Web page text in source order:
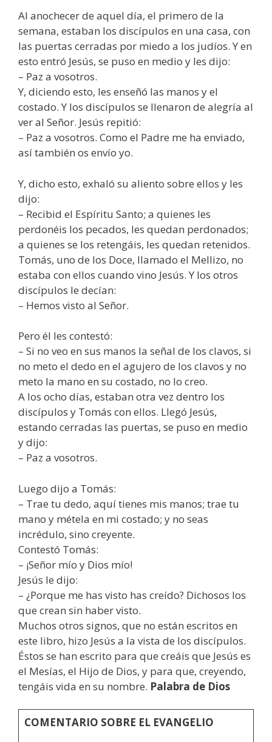
Al anochecer de aquel día, el primero de la
semana, estaban los discípulos en una casa, con
las puertas cerradas por miedo a los judíos. Y en
esto entró Jesús, se puso en medio y les dijo:
– Paz a vosotros.
Y, diciendo esto, les enseñó las manos y el
costado. Y los discípulos se llenaron de alegría al
ver al Señor. Jesús repitió:
– Paz a vosotros. Como el Padre me ha enviado,
así también os envío yo.
Y, dicho esto, exhaló su aliento sobre ellos y les
dijo:
– Recibid el Espíritu Santo; a quienes les
perdonéis los pecados, les quedan perdonados;
a quienes se los retengáis, les quedan retenidos.
Tomás, uno de los Doce, llamado el Mellizo, no
estaba con ellos cuando vino Jesús. Y los otros
discípulos le decían:
– Hemos visto al Señor.
Pero él les contestó:
– Si no veo en sus manos la señal de los clavos, si
no meto el dedo en el agujero de los clavos y no
meto la mano en su costado, no lo creo.
A los ocho días, estaban otra vez dentro los
discípulos y Tomás con ellos. Llegó Jesús,
estando cerradas las puertas, se puso en medio
y dijo:
– Paz a vosotros.
Luego dijo a Tomás:
– Trae tu dedo, aquí tienes mis manos; trae tu
mano y métela en mi costado; y no seas
incrédulo, sino creyente.
Contestó Tomás:
– ¡Señor mío y Dios mío!
Jesús le dijo:
– ¿Porque me has visto has creído? Dichosos los
que crean sin haber visto.
Muchos otros signos, que no están escritos en
este libro, hizo Jesús a la vista de los discípulos.
Éstos se han escrito para que creáis que Jesús es
el Mesías, el Hijo de Dios, y para que, creyendo,
tengáis vida en su nombre. Palabra de Dios
COMENTARIO SOBRE EL EVANGELIO